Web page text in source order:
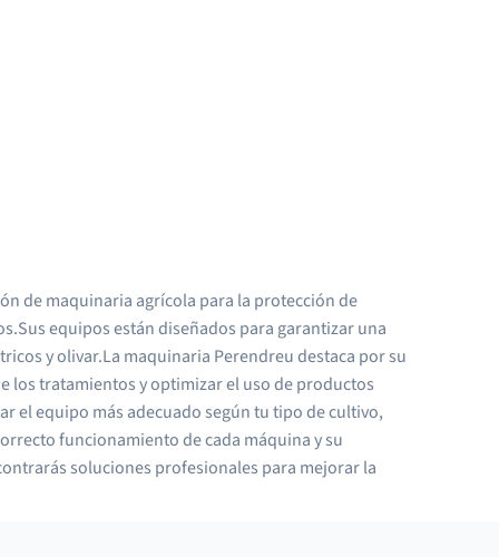
de maquinaria agrícola para la protección de
equipos están diseñados para garantizar una
y olivar.La maquinaria Perendreu destaca por su
los tratamientos y optimizar el uso de productos
el equipo más adecuado según tu tipo de cultivo,
funcionamiento de cada máquina y su
soluciones profesionales para mejorar la